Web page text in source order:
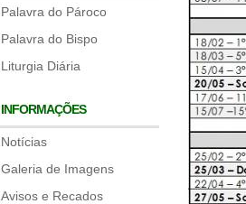
Palavra do Pároco
Palavra do Bispo
Liturgia Diária
INFORMAÇÕES
Notícias
Galeria de Imagens
Avisos e Recados